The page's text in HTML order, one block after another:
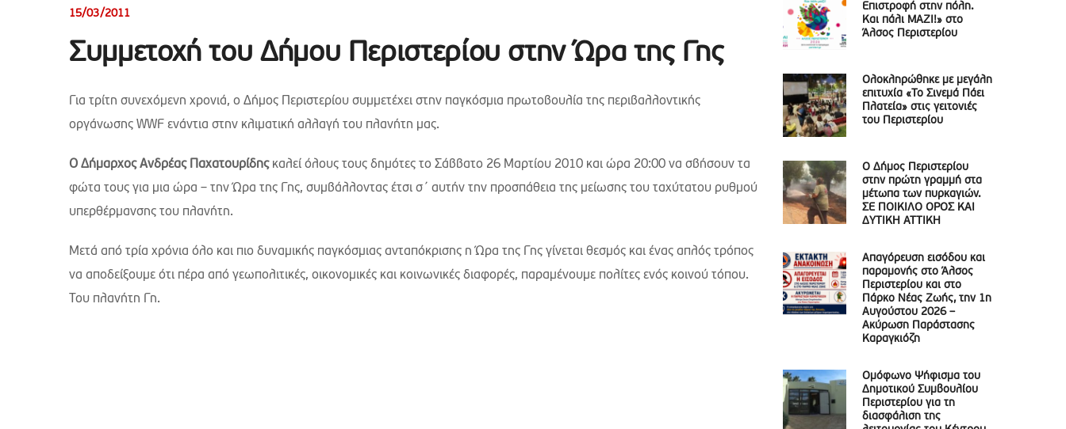
15/03/2011
Συμμετοχή του Δήμου Περιστερίου στην Ώρα της Γης
Για τρίτη συνεχόμενη χρονιά, ο Δήμος Περιστερίου συμμετέχει στην παγκόσμια πρωτοβουλία της περιβαλλοντικής
οργάνωσης WWF ενάντια στην κλιματική αλλαγή του πλανήτη μας.
Ο Δήμαρχος Ανδρέας Παχατουρίδηςκαλεί όλους τους δημότες το Σάββατο 26 Μαρτίου 2010 και ώρα 20:00 να σβήσουν τα
φώτα τους για μια ώρα – την Ώρα της Γης, συμβάλλοντας έτσι σ΄ αυτήν την προσπάθεια της μείωσης του ταχύτατου ρυθμού
υπερθέρμανσης του πλανήτη.
Μετά από τρία χρόνια όλο και πιο δυναμικής παγκόσμιας ανταπόκρισης η Ώρα της Γης γίνεται θεσμός και ένας απλός τρόπος
να αποδείξουμε ότι πέρα από γεωπολιτικές, οικονομικές και κοινωνικές διαφορές, παραμένουμε πολίτες ενός κοινού τόπου.
Του πλανήτη Γη.
Επιστροφή στην πόλη.
Και πάλι ΜΑΖΙ!» στο
Άλσος Περιστερίου
Ολοκληρώθηκε με μεγάλη
επιτυχία «Το Σινεμά Πάει
Πλατεία» στις γειτονιές
του Περιστερίου
Ο Δήμος Περιστερίου
στην πρώτη γραμμή στα
μέτωπα των πυρκαγιών.
ΣΕ ΠΟΙΚΙΛΟ ΟΡΟΣ ΚΑΙ
ΔΥΤΙΚΗ ΑΤΤΙΚΗ
Απαγόρευση εισόδου και
παραμονής στο Άλσος
Περιστερίου και στο
Πάρκο Νέας Ζωής, την 1η
Αυγούστου 2026 –
Ακύρωση Παράστασης
Καραγκιόζη
Ομόφωνο Ψήφισμα του
Δημοτικού Συμβουλίου
Περιστερίου για τη
διασφάλιση της